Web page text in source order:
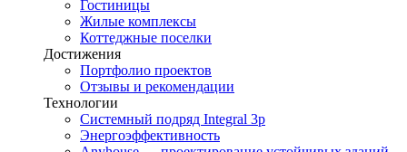
Гостиницы
Жилые комплексы
Коттеджные поселки
Достижения
Портфолио проектов
Отзывы и рекомендации
Технологии
Системный подряд Integral 3p
Энергоэффективность